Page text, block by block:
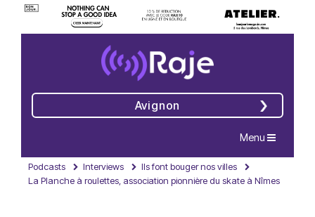
Avignon
Navigation
Menu
Podcasts Interviews
Ils font bouger nos villes
La Planche à roulettes, association pionnière du skate à Nîmes